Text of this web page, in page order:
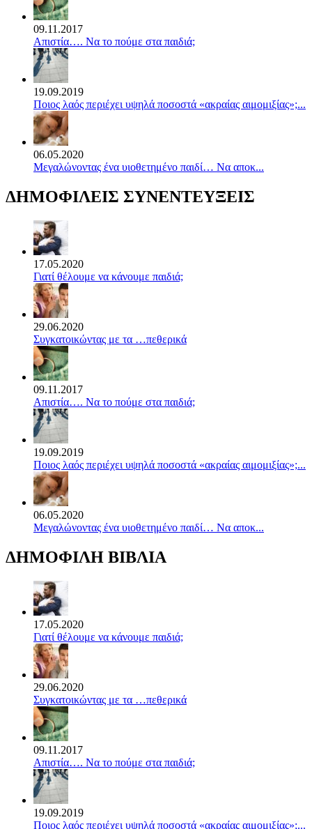
09.11.2017
Απιστία…. Να το πούμε στα παιδιά;
19.09.2019
Ποιος λαός περιέχει υψηλά ποσοστά «ακραίας αιμομιξίας»;...
06.05.2020
Mεγαλώνοντας ένα υιοθετημένο παιδί… Να αποκ...
ΔΗΜΟΦΙΛΕΙΣ ΣΥΝΕΝΤΕΥΞΕΙΣ
17.05.2020
Γιατί θέλουμε να κάνουμε παιδιά;
29.06.2020
Συγκατοικώντας με τα …πεθερικά
09.11.2017
Απιστία…. Να το πούμε στα παιδιά;
19.09.2019
Ποιος λαός περιέχει υψηλά ποσοστά «ακραίας αιμομιξίας»;...
06.05.2020
Mεγαλώνοντας ένα υιοθετημένο παιδί… Να αποκ...
ΔΗΜΟΦΙΛΗ ΒΙΒΛΙΑ
17.05.2020
Γιατί θέλουμε να κάνουμε παιδιά;
29.06.2020
Συγκατοικώντας με τα …πεθερικά
09.11.2017
Απιστία…. Να το πούμε στα παιδιά;
19.09.2019
Ποιος λαός περιέχει υψηλά ποσοστά «ακραίας αιμομιξίας»;...